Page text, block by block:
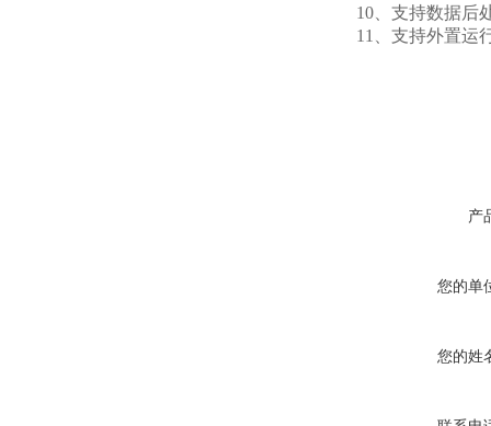
10、支持数据后
11、支持外置运
产
您的单
您的姓